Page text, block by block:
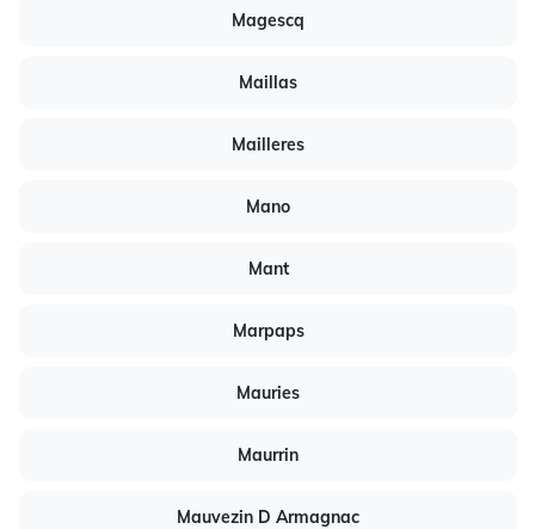
Magescq
Maillas
Mailleres
Mano
Mant
Marpaps
Mauries
Maurrin
Mauvezin D Armagnac